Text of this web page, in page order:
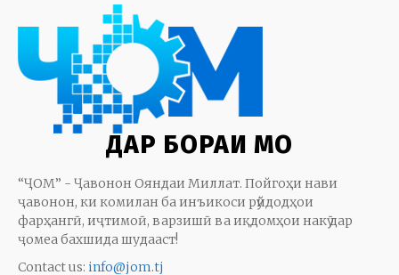
ДАР БОРАИ МО
“ҶОМ” - Ҷавонон Ояндаи Миллат. Пойгоҳи нави
ҷавонон, ки комилан ба инъикоси рӯйдодҳои
фарҳангӣ, иҷтимоӣ, варзишӣ ва иқдомҳои накӯ дар
ҷомеа бахшида шудааст!
Contact us: info@jom.tj